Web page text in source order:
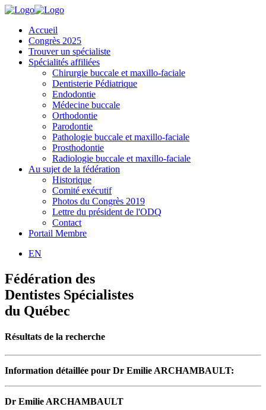
Accueil
Congrès 2025
Trouver un spécialiste
Spécialités affiliées
Chirurgie buccale et maxillo-faciale
Dentisterie Pédiatrique
Endodontie
Médecine buccale
Orthodontie
Parodontie
Pathologie buccale et maxillo-faciale
Prosthodontie
Radiologie buccale et maxillo-faciale
Au sujet de la fédération
Historique
Comité exécutif
Photos du Congrès 2019
Lettre du président de l'ODQ
Contact
Portail Membre
EN
Fédération des
Dentistes Spécialistes
du Québec
Résultats de la recherche
Information détaillée pour Dr Emilie ARCHAMBAULT:
Dr Emilie ARCHAMBAULT